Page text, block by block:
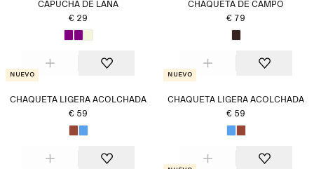
CAPUCHA DE LANA
€ 29
CHAQUETA DE CAMPO
€ 79
Nuevo
CHAQUETA LIGERA ACOLCHADA
€ 59
Nuevo
CHAQUETA LIGERA ACOLCHADA
€ 59